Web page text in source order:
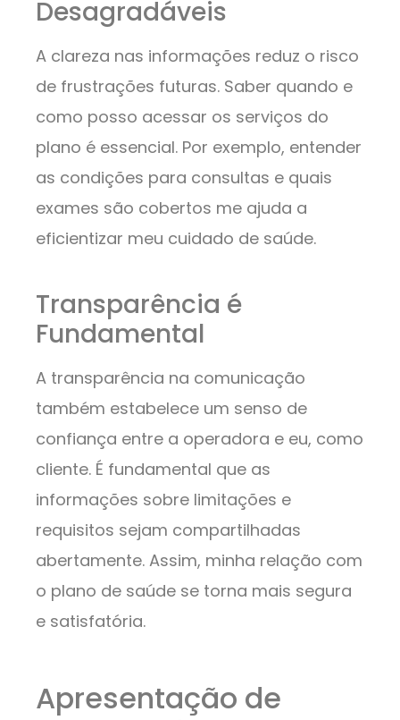
Desagradáveis
A clareza nas informações reduz o risco
de frustrações futuras. Saber quando e
como posso acessar os serviços do
plano é essencial. Por exemplo, entender
as condições para consultas e quais
exames são cobertos me ajuda a
eficientizar meu cuidado de saúde.
Transparência é
Fundamental
A transparência na comunicação
também estabelece um senso de
confiança entre a operadora e eu, como
cliente. É fundamental que as
informações sobre limitações e
requisitos sejam compartilhadas
abertamente. Assim, minha relação com
o plano de saúde se torna mais segura
e satisfatória.
Apresentação de